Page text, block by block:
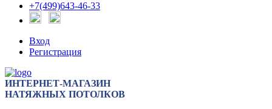
+7(499)643-46-33
Вход
Регистрация
ИНТЕРНЕТ-МАГАЗИН
НАТЯЖНЫХ ПОТОЛКОВ